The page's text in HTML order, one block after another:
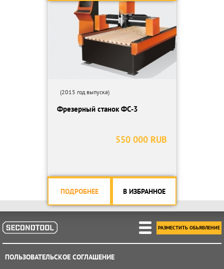
(2015 год выпуска)
Фрезерный станок ФС-3
550 000 RUB
ПОДРОБНЕЕ В ИЗБРАННОЕ
ПОЛЬЗОВАТЕЛЬСКОЕ СОГЛАШЕНИЕ
РАЗМЕСТИТЬ ОБЬЯВЛЕНИЕ